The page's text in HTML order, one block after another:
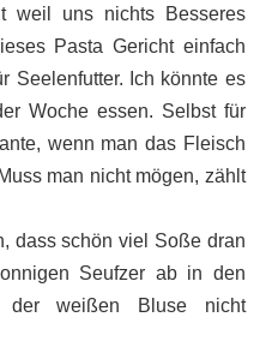
weil uns nichts Besseres
Pasta Gericht einfach
Seelenfutter. Ich könnte es
Woche essen. Selbst für
wenn man das Fleisch
man nicht mögen, zählt
dass schön viel Soße dran
Seufzer ab in den
der weißen Bluse nicht